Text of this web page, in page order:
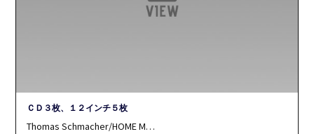
ＣＤ３枚、１２インチ５枚
Thomas Schmacher/HOME M…